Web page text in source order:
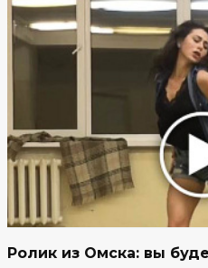
Ролик из Омска: вы